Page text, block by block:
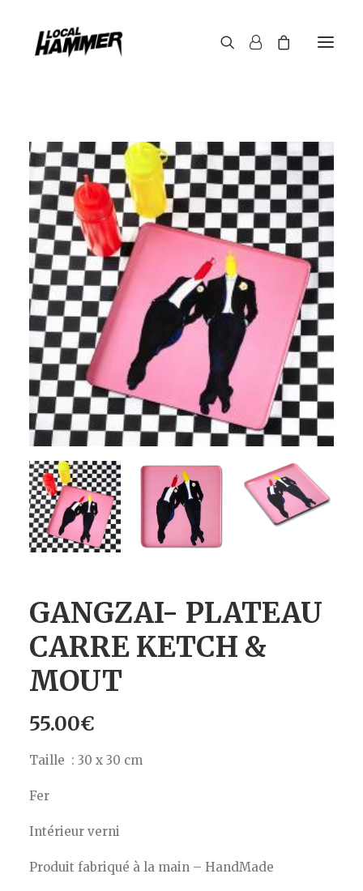
GANGZAI- PLATEAU
CARRE KETCH &
MOUT
55.00€
Taille : 30 x 30 cm
Fer
Intérieur verni
Produit fabriqué à la main – HandMade